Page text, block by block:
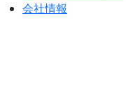
会社情報